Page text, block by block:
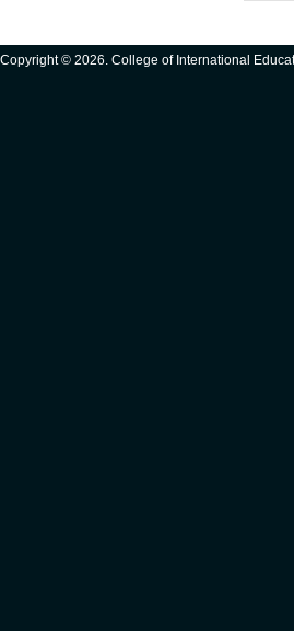
Copyright © 2026. College of International